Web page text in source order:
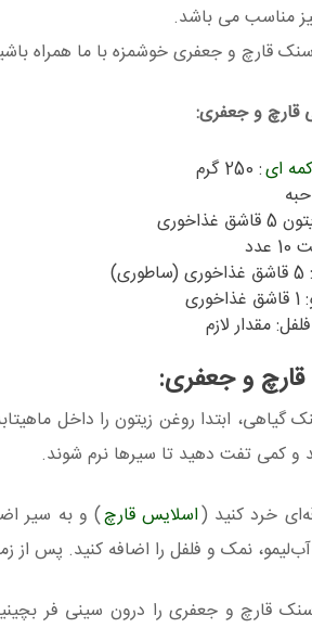
مناسب می باشد.
اسنک قارچ و جعفری خوشمزه با ما همراه
قارچ و جعفری:
ای: 250 گرم
غذاخوری
مقدار لازم
و جعفری:
ابتدا روغن زیتون را داخل
و کمی تفت دهید تا سیرها نرم شوند.
خرد کنید (اسلایس قارچ) و به سیر
نمک و فلفل را اضافه کنید. پس از
قارچ و جعفری را درون سینی فر